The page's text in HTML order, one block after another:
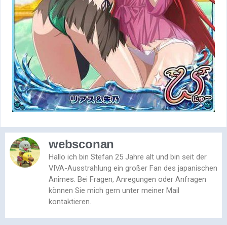
websconan
Hallo ich bin Stefan 25 Jahre alt und bin seit der
VIVA-Ausstrahlung ein großer Fan des japanischen
Animes. Bei Fragen, Anregungen oder Anfragen
können Sie mich gern unter meiner Mail
kontaktieren.